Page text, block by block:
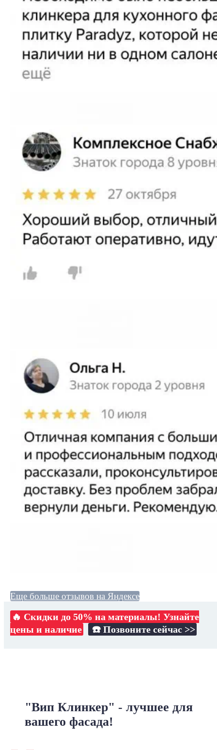
Еще больше отзывов на Яндексе
🔥 Скидки до 50% на материалы! Узнайте
цены и наличие
☎️ Позвоните сейчас >>
"Вип Клинкер" - лучшее для
вашего фасада!